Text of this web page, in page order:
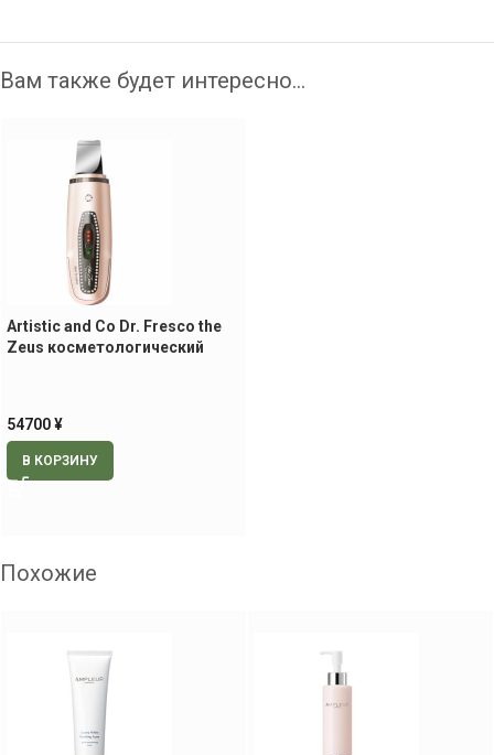
Вам также будет интересно…
Artistic and Co Dr. Fresco the
Zeus косметологический
54700¥
В КОРЗИНУ
Похожие